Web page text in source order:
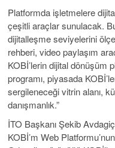
Platformda işletmelere
çeşitli araçlar sunulacak.
dijitalleşme seviyelerini
rehberi, video paylaşım
KOBİ’lerin dijital dönüşüm
programı, piyasada
sergileneceği vitrin alanı,
danışmanlık.”
İTO Başkanı Şekib
KOBİ’m Web